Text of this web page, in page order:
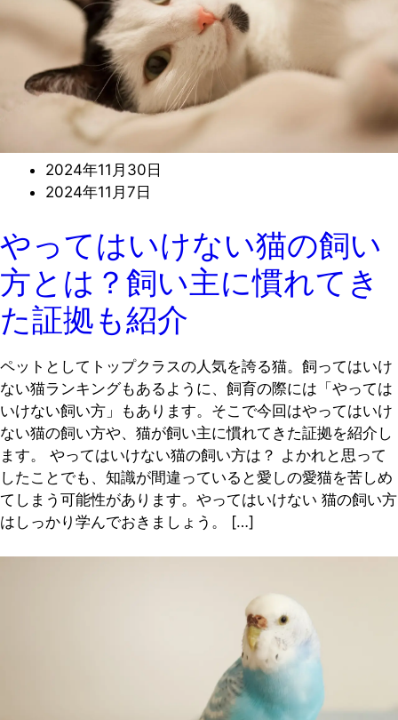
2024年11月30日
2024年11月7日
やってはいけない猫の飼い
方とは？飼い主に慣れてき
た証拠も紹介
ペットとしてトップクラスの人気を誇る猫。飼ってはいけ
ない猫ランキングもあるように、飼育の際には「やっては
いけない飼い方」もあります。そこで今回はやってはいけ
ない猫の飼い方や、猫が飼い主に慣れてきた証拠を紹介し
ます。 やってはいけない猫の飼い方は？ よかれと思って
したことでも、知識が間違っていると愛しの愛猫を苦しめ
てしまう可能性があります。やってはいけない 猫の飼い方
はしっかり学んでおきましょう。 […]